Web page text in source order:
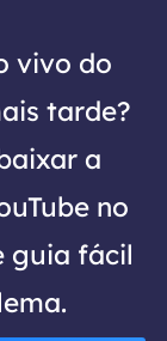
vivo do
tarde?
a
no
guia fácil